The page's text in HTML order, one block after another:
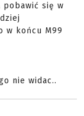
pobawić się w
w końcu M99
nie widac..